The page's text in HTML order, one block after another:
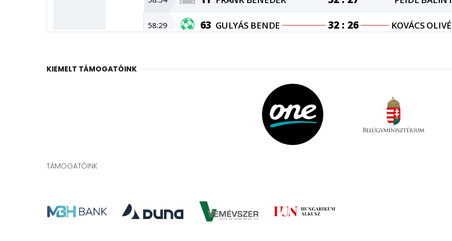
KIEMELT TÁMOGATÓINK
TÁMOGATÓINK